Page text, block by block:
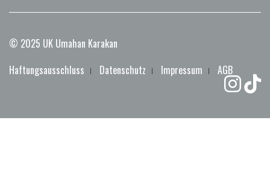
© 2025 UK Umahan Karakan
Haftungsausschluss
Datenschutz Impressum AGB